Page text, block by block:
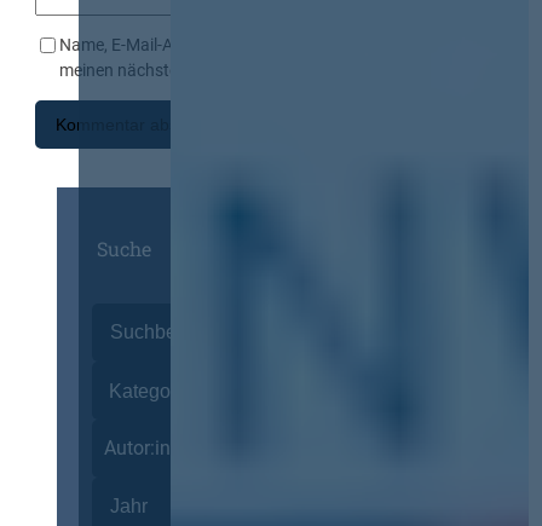
Name, E-Mail-Adresse und Website in diesem Browser für
meinen nächsten Kommentar speichern.
Suche
Autor:innen